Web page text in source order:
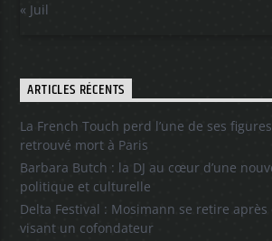
« Juil
ARTICLES RÉCENTS
La French Touch perd l’une de ses
retrouvé mort à Paris
Barbara Butch : la DJ au cœur d’une
politique et culturelle
Delta Festival : Mosimann se retire après
visant un cofondateur